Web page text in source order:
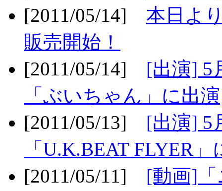
[2011/05/14] 本日よ
販売開始！
[2011/05/14] [出演] 5
「ぶいちゃん」に出演
[2011/05/13] [出演] 5
「U.K.BEAT FLYER
[2011/05/11] [動画]